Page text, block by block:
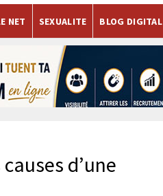
NET SEXUALITE BLOG DIGITAL
d’une